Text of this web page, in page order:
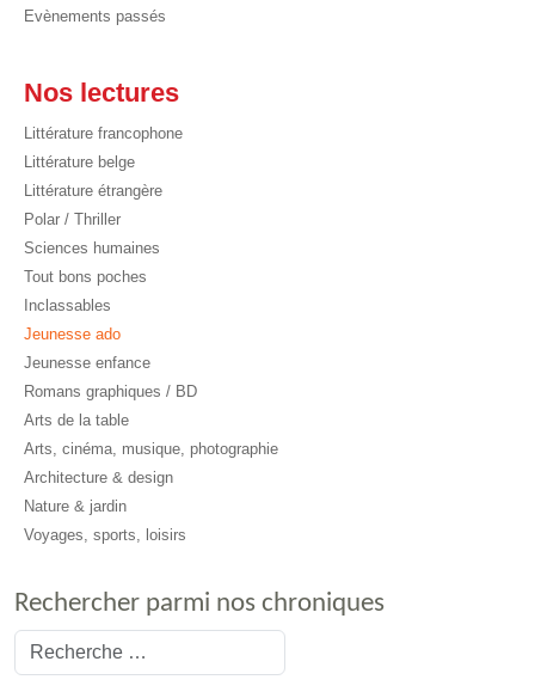
Evènements passés
Nos lectures
Littérature francophone
Littérature belge
Littérature étrangère
Polar / Thriller
Sciences humaines
Tout bons poches
Inclassables
Jeunesse ado
Jeunesse enfance
Romans graphiques / BD
Arts de la table
Arts, cinéma, musique, photographie
Architecture & design
Nature & jardin
Voyages, sports, loisirs
Rechercher parmi nos chroniques
Valider